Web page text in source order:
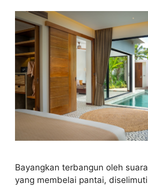
Bayangkan terbangun oleh
yang membelai pantai,